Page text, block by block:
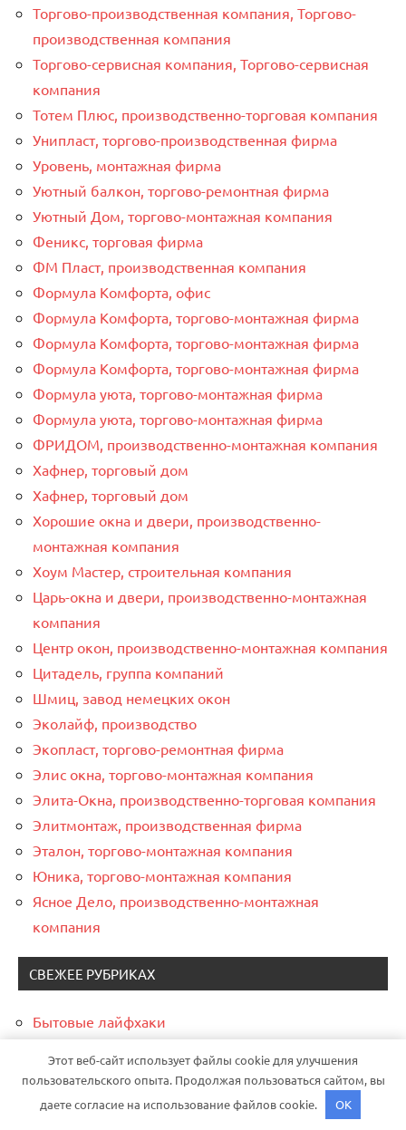
Торгово-производственная компания, Торгово-
производственная компания
Торгово-сервисная компания, Торгово-сервисная
компания
Тотем Плюс, производственно-торговая компания
Унипласт, торгово-производственная фирма
Уровень, монтажная фирма
Уютный балкон, торгово-ремонтная фирма
Уютный Дом, торгово-монтажная компания
Феникс, торговая фирма
ФМ Пласт, производственная компания
Формула Комфорта, офис
Формула Комфорта, торгово-монтажная фирма
Формула Комфорта, торгово-монтажная фирма
Формула Комфорта, торгово-монтажная фирма
Формула уюта, торгово-монтажная фирма
Формула уюта, торгово-монтажная фирма
ФРИДОМ, производственно-монтажная компания
Хафнер, торговый дом
Хафнер, торговый дом
Хорошие окна и двери, производственно-
монтажная компания
Хоум Мастер, строительная компания
Царь-окна и двери, производственно-монтажная
компания
Центр окон, производственно-монтажная компания
Цитадель, группа компаний
Шмиц, завод немецких окон
Эколайф, производство
Экопласт, торгово-ремонтная фирма
Элис окна, торгово-монтажная компания
Элита-Окна, производственно-торговая компания
Элитмонтаж, производственная фирма
Эталон, торгово-монтажная компания
Юника, торгово-монтажная компания
Ясное Дело, производственно-монтажная
компания
СВЕЖЕЕ РУБРИКАХ
Бытовые лайфхаки
Методология строительства
Этот веб-сайт использует файлы cookie для улучшения
пользовательского опыта. Продолжая пользоваться сайтом, вы
даете согласие на использование файлов cookie.
OK